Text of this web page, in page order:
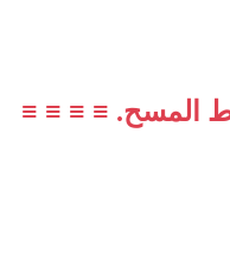
المسح. ≡ ≡ ≡ ≡